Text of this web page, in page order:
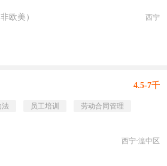
欧美） 西宁
4.5-7千
法 员工培训
劳动合同管理
西宁·湟中区